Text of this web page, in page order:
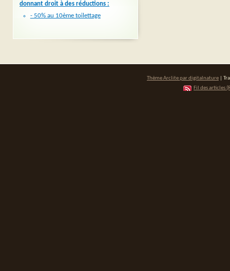
donnant droit à des réductions :
- 50% au 10ème toilettage
Thème Arclite pardigitalnature |
Fil des articles